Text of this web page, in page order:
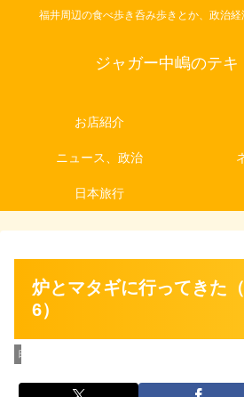
福井周辺の食べ歩き呑み歩きとか、政治
ジャガー中嶋のテキ
お店紹介
ニュース、政治
日本旅行
炉とマタギに行ってきた
6）
日本旅行